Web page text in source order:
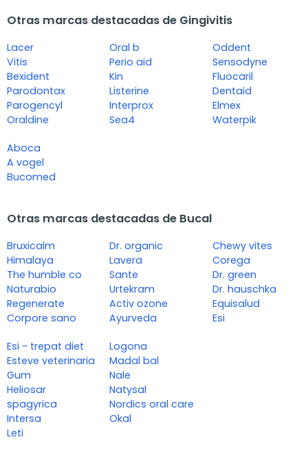
Otras marcas destacadas de Gingivitis
Lacer
Vitis
Bexident
Parodontax
Parogencyl
Oraldine
Oral b
Perio aid
Kin
Listerine
Interprox
Sea4
Oddent
Sensodyne
Fluocaril
Dentaid
Elmex
Waterpik
Aboca
A vogel
Bucomed
Otras marcas destacadas de Bucal
Bruxicalm
Himalaya
The humble co
Naturabio
Regenerate
Corpore sano
Dr. organic
Lavera
Sante
Urtekram
Activ ozone
Ayurveda
Chewy vites
Corega
Dr. green
Dr. hauschka
Equisalud
Esi
Esi - trepat diet
Esteve veterinaria
Gum
Heliosar
spagyrica
Intersa
Leti
Logona
Madal bal
Nale
Natysal
Nordics oral care
Okal